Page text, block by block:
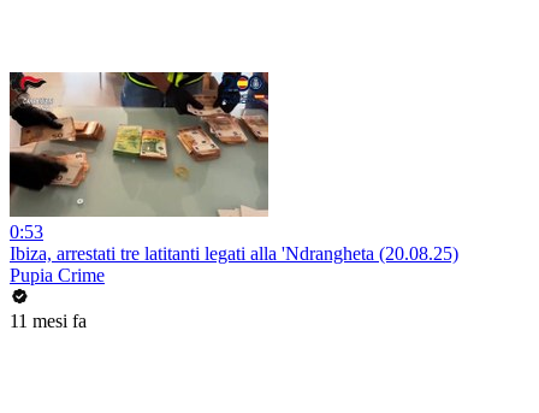
0:53
Ibiza, arrestati tre latitanti legati alla 'Ndrangheta (20.08.25)
Pupia Crime
11 mesi fa